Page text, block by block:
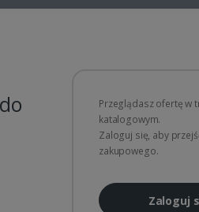
Przeglądasz ofertę w
katalogowym.
Zaloguj się, aby
zakupowego.
Zaloguj